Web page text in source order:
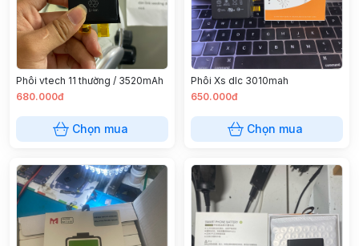
Phôi vtech 11 thường / 3520mAh
680.000đ
Chọn mua
Phôi Xs dlc 3010mah
650.000đ
Chọn mua